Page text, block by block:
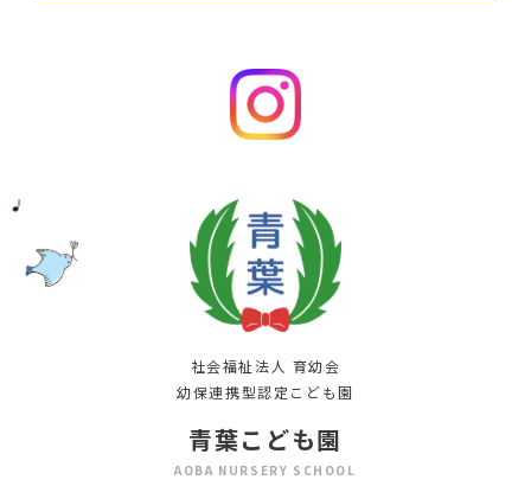
社会福祉法人 育幼会
幼保連携型認定こども園
青葉こども園
AOBA NURSERY SCHOOL